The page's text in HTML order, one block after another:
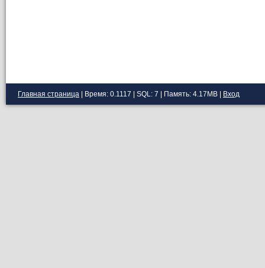
Главная страница | Время: 0.1117 | SQL: 7 | Память: 4.17MB Вход